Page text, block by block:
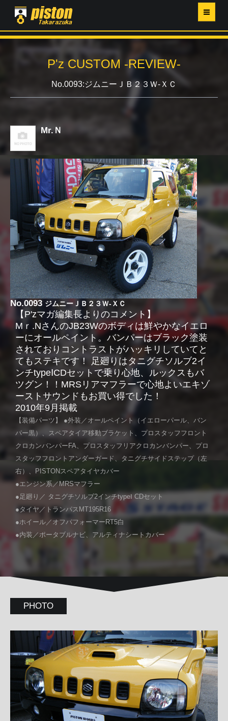
ホーム
P'Z MAGAZINE
PISTON YAHOO店
営業日・イベントカレンダー
店舗ご案内
P'z CUSTOM -REVIEW-
No.0093:ジムニーＪＢ２３Ｗ-ＸＣ
Mr.Ｎ
No.0093 ジムニーＪＢ２３Ｗ-ＸＣ
【P'zマガ編集長よりのコメント】
Mｒ.NさんのJB23Wのボディは鮮やかなイエロ
ーにオールペイント。バンパーはブラック塗装
されておりコントラストがハッキリしていてと
てもステキです！ 足廻りはタニグチソルブ2イ
ンチtypeⅠCDセットで乗り心地、ルックスもバ
ツグン！！MRSリアマフラーで心地よいエキゾ
ーストサウンドもお買い得でした！
2010年9月掲載
【装備パーツ】 ●外装／オールペイント（イエローパール、バン
パー黒）、スペアタイア移動ブラケット、プロスタッフフロント
クロカンバンパーFA、プロスタッフリアクロカンバンパー、プロ
スタッフフロントアンダーガード、タニグチサイドステップ（左
右）、PISTONスペアタイヤカバー
●エンジン系／MRSマフラー
●足廻り／ タニグチソルブ2インチtypeⅠ CDセット
●タイヤ／トランパスMT195R16
●ホイール／オフパフォーマーRT5白
●内装／ポータブルナビ、アルティナシートカバー
PHOTO